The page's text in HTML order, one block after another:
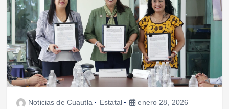
Noticias de Cuautla Estatal enero 28, 2026